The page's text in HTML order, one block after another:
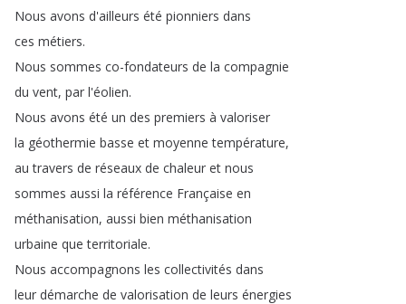
Nous avons d'ailleurs été pionniers dans
ces métiers.
Nous sommes co-fondateurs de la compagnie
du vent, par l'éolien.
Nous avons été un des premiers à valoriser
la géothermie basse et moyenne température,
au travers de réseaux de chaleur et nous
sommes aussi la référence Française en
méthanisation, aussi bien méthanisation
urbaine que territoriale.
Nous accompagnons les collectivités dans
leur démarche de valorisation de leurs énergies